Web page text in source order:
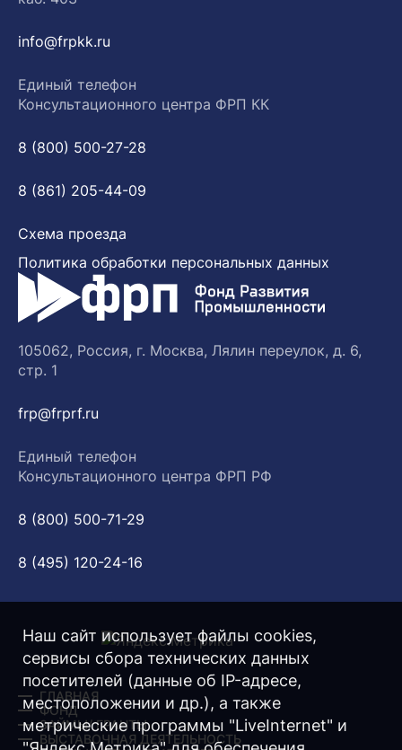
info@frpkk.ru
Единый телефон
Консультационного центра ФРП КК
8 (800) 500-27-28
8 (861) 205-44-09
Схема проезда
Политика обработки персональных данных
105062, Россия, г. Москва, Лялин переулок, д. 6,
стр. 1
frp@frprf.ru
Единый телефон
Консультационного центра ФРП РФ
8 (800) 500-71-29
8 (495) 120-24-16
ГЛАВНАЯ
ФОНД
ЗАЙМЫ/ ГРАНТЫ
ВЫСТАВОЧНАЯ ДЕЯТЕЛЬНОСТЬ
Наш сайт использует файлы cookies,
сервисы сбора технических данных
посетителей (данные об IP-адресе,
местоположении и др.), а также
метрические программы "LiveInternet" и